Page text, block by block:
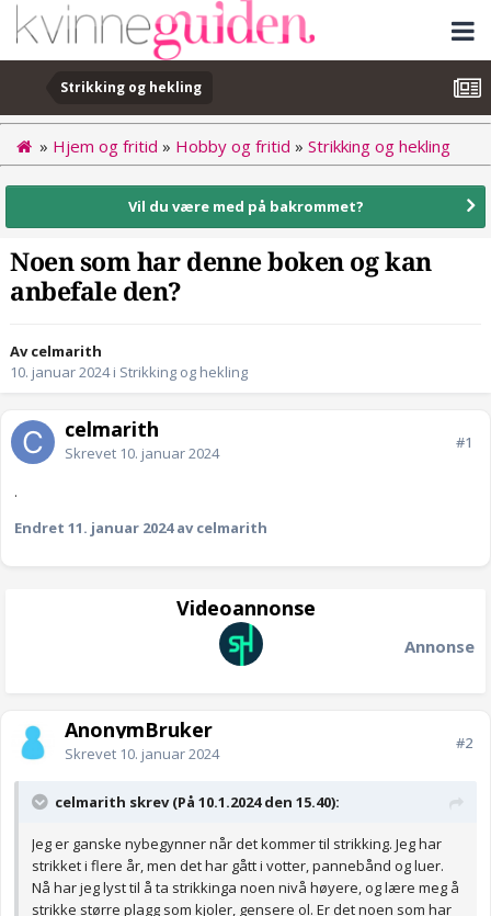
Strikking og hekling
» Hjem og fritid » Hobby og fritid » Strikking og hekling
Vil du være med på bakrommet?
Noen som har denne boken og kan
anbefale den?
Av celmarith
10. januar 2024i Strikking og hekling
celmarith
Skrevet 10. januar 2024
#1
.
Endret 11. januar 2024av celmarith
Videoannonse
Annonse
AnonymBruker
Skrevet 10. januar 2024
#2
celmarith skrev (På 10.1.2024 den 15.40):
Jeg er ganske nybegynner når det kommer til strikking. Jeg har
strikket i flere år, men det har gått i votter, pannebånd og luer.
Nå har jeg lyst til å ta strikkinga noen nivå høyere, og lære meg å
strikke større plagg som kjoler, gensere ol. Er det noen som har